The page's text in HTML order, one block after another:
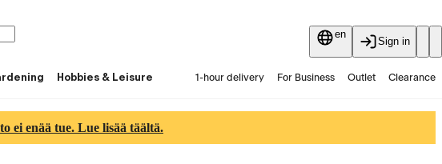
en
Sign in
Hobbies & Leisure 1-hour delivery For Business Outlet Clearance
ei enää tue. Lue lisää täältä.